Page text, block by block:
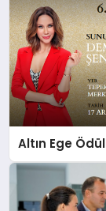
Altın Ege